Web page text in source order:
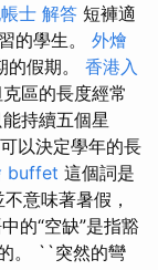
士 解答 短褲適
的學生。 外燴
假期。 香港入
區的長度經常
持續五個星
以決定學年的長
buffet 這個詞是
意味著暑假，
的“空缺”是指豁
。 ``突然的彎